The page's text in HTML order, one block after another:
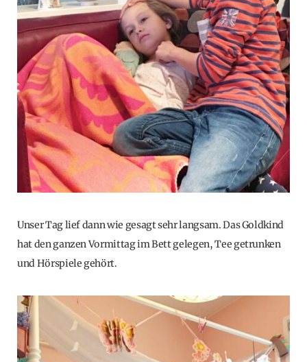
Unser Tag lief dann wie gesagt sehr langsam. Das Goldkind
hat den ganzen Vormittag im Bett gelegen, Tee getrunken
und Hörspiele gehört.